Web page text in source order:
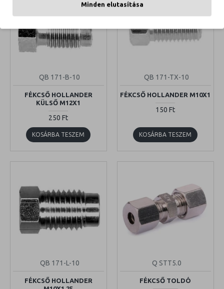
QB 171-B-10
FÉKCSŐ HOLLANDER
KÜLSŐ M12X1
250 Ft
KOSÁRBA TESZEM
QB 171-TX-10
FÉKCSŐ HOLLANDER M10X1
150 Ft
KOSÁRBA TESZEM
QB 171-L-10
FÉKCSŐ HOLLANDER
Q STT5.0
FÉKCSŐ TOLDÓ
Minden elutasítása